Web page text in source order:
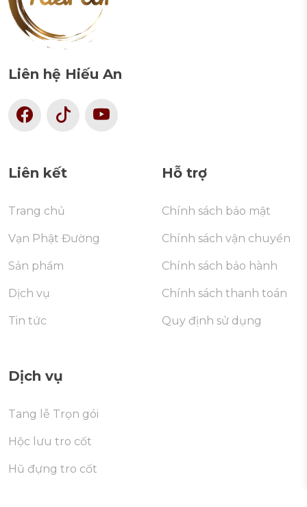
Liên hệ Hiếu An
Liên kết
Trang chủ
Vạn Phật Đường
Sản phẩm
Dịch vụ
Tin tức
Hỗ trợ
Chính sách bảo mật
Chính sách vận chuyển
Chính sách bảo hành
Chính sách thanh toán
Quy định sử dụng
Dịch vụ
Tang lễ Trọn gói
Hộc lưu tro cốt
Hũ đựng tro cốt